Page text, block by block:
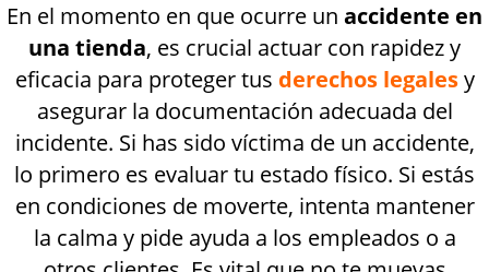
En el momento en que ocurre un accidente en
una tienda, es crucial actuar con rapidez y
eficacia para proteger tus derechos legales y
asegurar la documentación adecuada del
incidente. Si has sido víctima de un accidente,
lo primero es evaluar tu estado físico. Si estás
en condiciones de moverte, intenta mantener
la calma y pide ayuda a los empleados o a